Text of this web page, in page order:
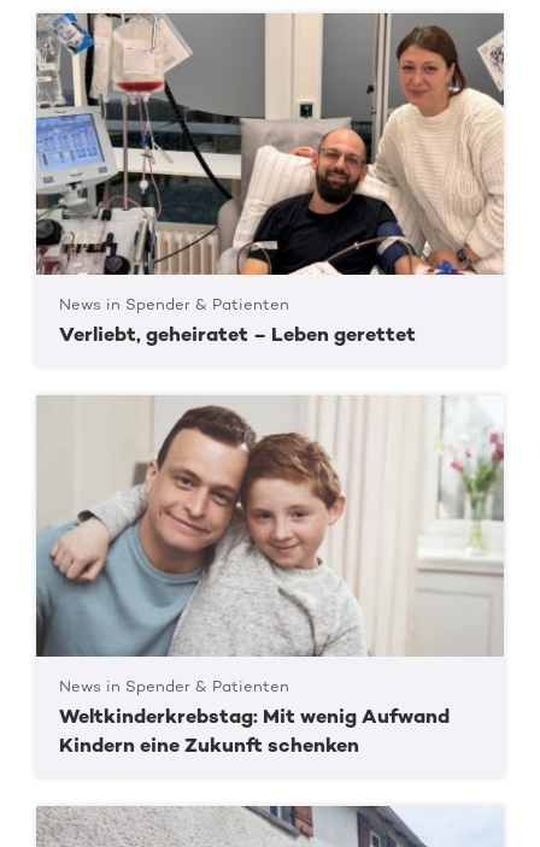
News in Spender & Patienten
Verliebt, geheiratet – Leben gerettet
News in Spender & Patienten
Weltkinderkrebstag: Mit wenig Aufwand
Kindern eine Zukunft schenken